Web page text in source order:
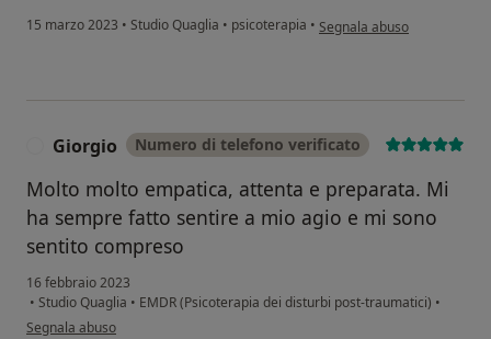
15 marzo 2023 • Studio Quaglia • psicoterapia • secondo l'opinione
Segnala abuso
Giorgio Numero di telefono verificato
Molto molto empatica, attenta e preparata. Mi
ha sempre fatto sentire a mio agio e mi sono
sentito compreso
16 febbraio 2023
• Studio Quaglia • EMDR (Psicoterapia dei disturbi post-traumatici) •
secondo l'opinione dell'utente Giorgio
Segnala abuso